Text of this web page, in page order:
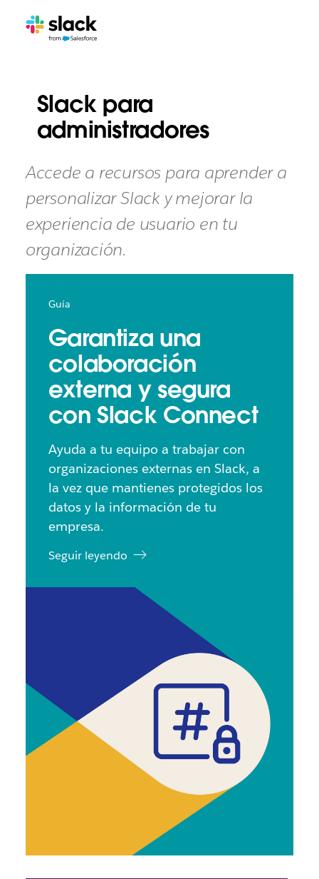
Slack para
administradores
Accede a recursos para aprender a
personalizar Slack y mejorar la
experiencia de usuario en tu
organización.
Guía
Garantiza una
colaboración
externa y segura
con Slack Connect
Ayuda a tu equipo a trabajar con
organizaciones externas en Slack, a
la vez que mantienes protegidos los
datos y la información de tu
empresa.
Seguir leyendo